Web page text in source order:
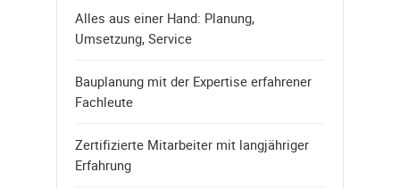
Alles aus einer Hand: Planung,
Umsetzung, Service
Bauplanung mit der Expertise erfahrener
Fachleute
Zertifizierte Mitarbeiter mit langjähriger
Erfahrung